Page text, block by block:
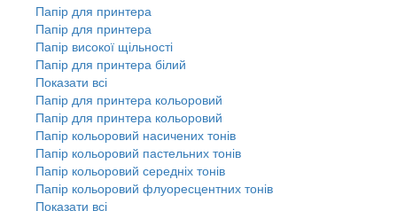
Папір для принтера
Папір для принтера
Папір високої щільності
Папір для принтера білий
Показати всі
Папір для принтера кольоровий
Папір для принтера кольоровий
Папір кольоровий насичених тонів
Папір кольоровий пастельних тонів
Папір кольоровий середніх тонів
Папір кольоровий флуоресцентних тонів
Показати всі